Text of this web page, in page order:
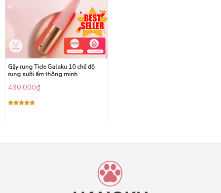
Gậy rung Tide Galaku 10 chế độ
rung sưởi ấm thông minh
490.000₫
5 sao